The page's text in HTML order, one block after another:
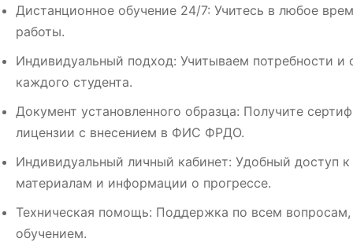
Дистанционное обучение 24/7: Учитесь в любое
работы.
Индивидуальный подход: Учитываем потребности и
каждого студента.
Документ установленного образца: Получите
лицензии с внесением в ФИС ФРДО.
Индивидуальный личный кабинет: Удобный доступ
материалам и информации о прогрессе.
Техническая помощь: Поддержка по всем
обучением.